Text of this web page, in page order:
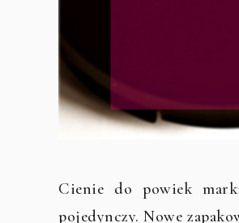
Cienie do powiek
pojedynczy. Nowe